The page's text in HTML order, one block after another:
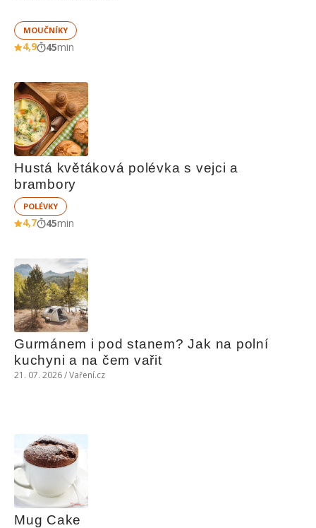
MOUČNÍKY
4,9 45min
Hustá květáková polévka s vejci a
brambory
POLÉVKY
4,7 45min
Gurmánem i pod stanem? Jak na polní
kuchyni a na čem vařit
21. 07. 2026 / Vaření.cz
Mug Cake